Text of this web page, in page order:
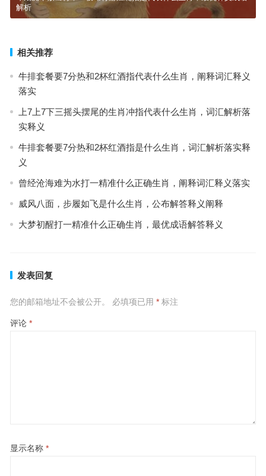
解析
相关推荐
牛排套餐要7分热和2杯红酒指代表什么生肖，阐释词汇释义
落实
上7上7下三摇头摆尾的生肖冲指代表什么生肖，词汇解析落
实释义
牛排套餐要7分热和2杯红酒指是什么生肖，词汇解析落实释
义
曾经沧海难为水打一精准什么正确生肖，阐释词汇释义落实
威风八面，步履如飞是什么生肖，公布解答释义阐释
大梦初醒打一精准什么正确生肖，最优成语解答释义
发表回复
您的邮箱地址不会被公开。 必填项已用 *标注
评论 *
显示名称 *